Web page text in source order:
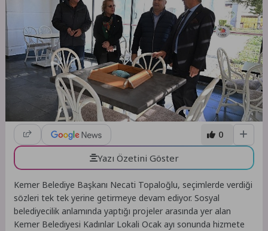
0
Yazı Özetini Göster
Kemer Belediye Başkanı Necati Topaloğlu, seçimlerde verdiği
sözleri tek tek yerine getirmeye devam ediyor. Sosyal
belediyecilik anlamında yaptığı projeler arasında yer alan
Kemer Belediyesi Kadınlar Lokali Ocak ayı sonunda hizmete